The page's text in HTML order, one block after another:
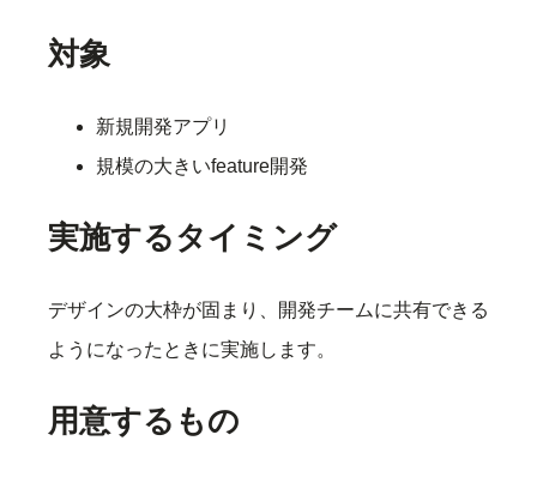
対象
新規開発アプリ
規模の大きいfeature開発
実施するタイミング
デザインの大枠が固まり、開発チームに共有できる
ようになったときに実施します。
用意するもの